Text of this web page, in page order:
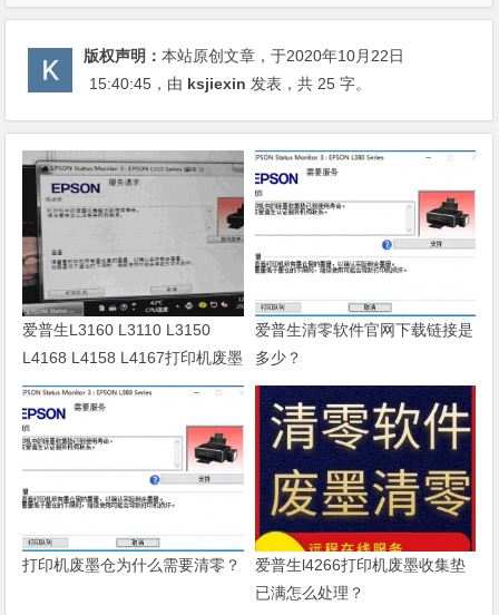
版权声明：本站原创文章，于2020年10月22日
15:40:45 ，由 ksjiexin 发表，共 25 字。
爱普生L3160 L3110 L3150
L4168 L4158 L4167打印机废墨
清零软件
爱普生清零软件官网下载链接是
多少？
打印机废墨仓为什么需要清零？
爱普生l4266打印机废墨收集垫
已满怎么处理？